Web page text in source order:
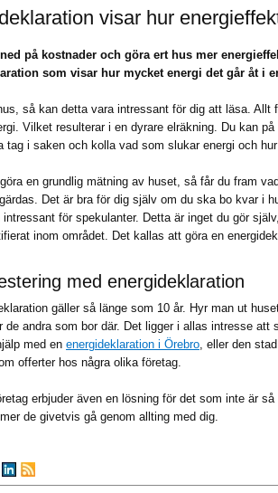
visar hur
på kostnader och göra ert hus mer
som visar hur mycket energi det går åt i
så kan detta vara intressant för dig att läsa. Allt
Vilket resulterar i en dyrare elräkning. Du kan
tag i saken och kolla vad som slukar energi och
en grundlig mätning av huset, så får du fram
Det är bra för dig själv om du ska bo kvar i
intressant för spekulanter. Detta är inget du gör
inom området. Det kallas att göra en
med energideklaration
gäller så länge som 10 år. Hyr man ut
de andra som bor där. Det ligger i allas intresse att
med en energideklaration i Örebro, eller den
offerter hos några olika företag.
erbjuder även en lösning för det som inte är
de givetvis gå genom allting med dig.